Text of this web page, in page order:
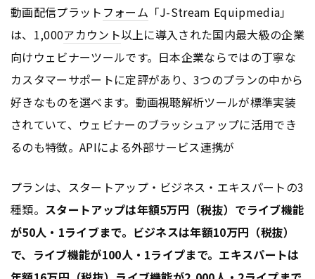
動画配信プラット フォーム 「J-Stream Equipmedia」
は、1,000アカウント以上に導入された国内最大級の企業
向けウェビナーツールです。日本企業ならではの丁寧な
カスタマーサポートに定評があり、3つのプランの中から
好きなものを選べます。動画視聴解析ツールが標準実装
されていて、ウェビナーのブラッシュアップに活用でき
るのも特徴。APIによる外部サービス連携が
プランは、スタートアップ・ビジネス・エキスパートの3
種類。 スタートアップは年額5万円（税抜）でライブ機能
が50人・1ライブまで。ビジネスは年額10万円（税抜）
で、ライブ機能が100人・1ライプまで。エキスパートは